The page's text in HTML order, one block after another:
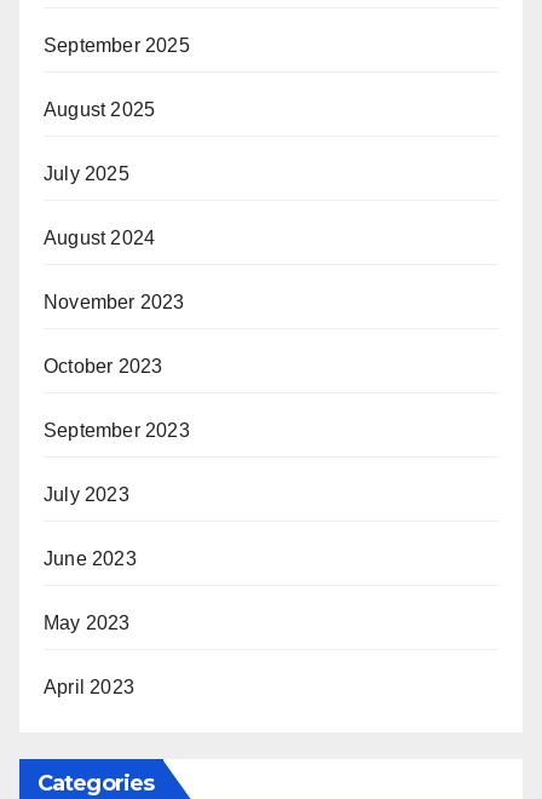
September 2025
August 2025
July 2025
August 2024
November 2023
October 2023
September 2023
July 2023
June 2023
May 2023
April 2023
Categories